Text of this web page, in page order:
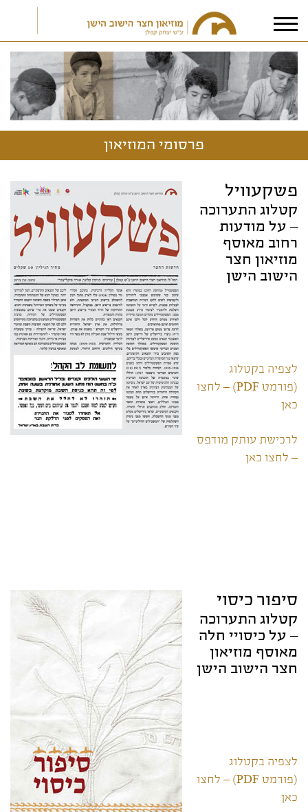
אני מאשר/ת את תנאי הפרטיות
פרסומי המוזיאון
פשקעוויל
קטלוג התערוכה
– על מודעות
רחוב מאוסף
מוזיאון חצר
הישוב הישן
לצפיה בקטלוג
(פורמט PDF) – לחצו
כאן
לרכישת עותק מודפס
– לחצו כאן
סיפור כיסוי
קטלוג התערוכה
– על כיסויי חלה
מאוסף מוזיאון
חצר הישוב הישן
לצפיה בקטלוג
(פורמט PDF) – לחצו
כאן